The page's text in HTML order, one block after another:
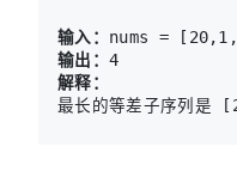
输入：
输出：
解释：